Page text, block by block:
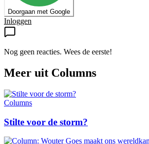
Doorgaan met Google
Inloggen
Nog geen reacties. Wees de eerste!
Meer uit Columns
Columns
Stilte voor de storm?